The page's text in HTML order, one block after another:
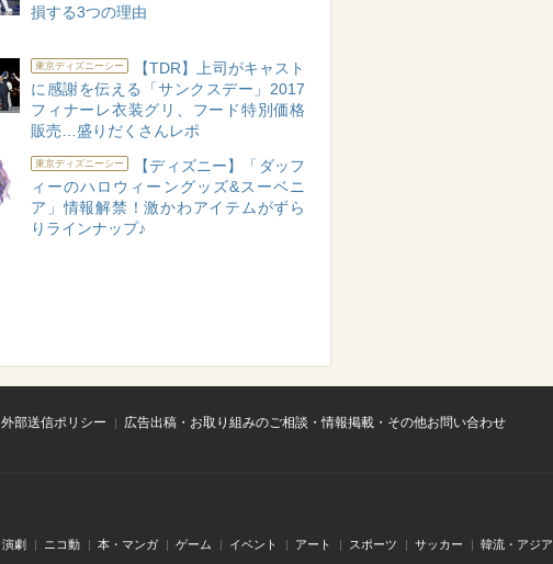
損する3つの理由
東京ディズニーシー
【TDR】上司がキャスト
に感謝を伝える「サンクスデー」2017
フィナーレ衣装グリ、フード特別価格
販売…盛りだくさんレポ
東京ディズニーシー
【ディズニー】「ダッフ
ィーのハロウィーングッズ&スーベニ
ア」情報解禁！激かわアイテムがずら
りラインナップ♪
外部送信ポリシー
広告出稿・お取り組みのご相談・情報掲載・その他お問い合わせ
演劇 ニコ動 本・マンガ ゲーム イベント アート スポーツ サッカー 韓流・アジア